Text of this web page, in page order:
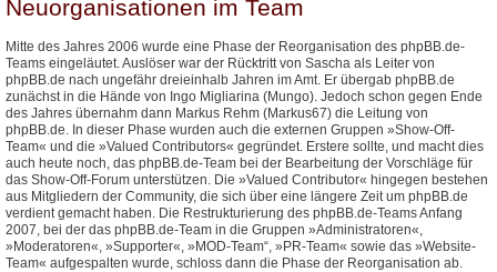
Neuorganisationen im Team
Mitte des Jahres 2006 wurde eine Phase der Reorganisation des phpBB.de-
Teams eingeläutet. Auslöser war der Rücktritt von Sascha als Leiter von
phpBB.de nach ungefähr dreieinhalb Jahren im Amt. Er übergab phpBB.de
zunächst in die Hände von Ingo Migliarina (Mungo). Jedoch schon gegen Ende
des Jahres übernahm dann Markus Rehm (Markus67) die Leitung von
phpBB.de. In dieser Phase wurden auch die externen Gruppen »Show-Off-
Team« und die »Valued Contributors« gegründet. Erstere sollte, und macht dies
auch heute noch, das phpBB.de-Team bei der Bearbeitung der Vorschläge für
das Show-Off-Forum unterstützen. Die »Valued Contributor« hingegen bestehen
aus Mitgliedern der Community, die sich über eine längere Zeit um phpBB.de
verdient gemacht haben. Die Restrukturierung des phpBB.de-Teams Anfang
2007, bei der das phpBB.de-Team in die Gruppen »Administratoren«,
»Moderatoren«, »Supporter«, »MOD-Team“, »PR-Team« sowie das »Website-
Team« aufgespalten wurde, schloss dann die Phase der Reorganisation ab.